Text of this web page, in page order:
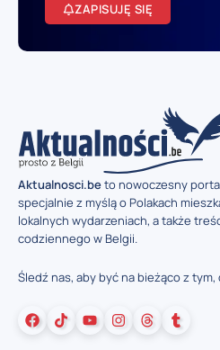
ZAPISUJĘ SIĘ
Aktualnosci.beto nowoczesny
specjalnie z myślą o Polakach
lokalnych wydarzeniach, a także
codziennego w Belgii.
Śledź nas, aby być na bieżąco z tym,